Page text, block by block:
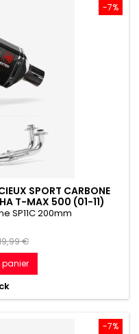
-7%
SPORT CARBONE
T-MAX 500 (01-11)
SP11C 200mm
€
panier
-7%